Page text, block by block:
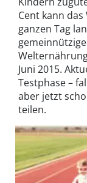
Cent kann
ganzen Tag
Juni 2015.
Testphase –
aber jetzt
teilen.